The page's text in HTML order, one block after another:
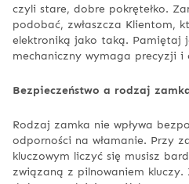
czyli stare, dobre pokrętełko.
podobać, zwłaszcza Klientom,
elektroniką jako taką. Pamiętaj
mechaniczny wymaga precyzji i
Bezpieczeństwo a rodzaj
Rodzaj zamka nie wpływa
odporności na włamanie. Przy
kluczowym liczyć się musisz
związaną z pilnowaniem kluczy.